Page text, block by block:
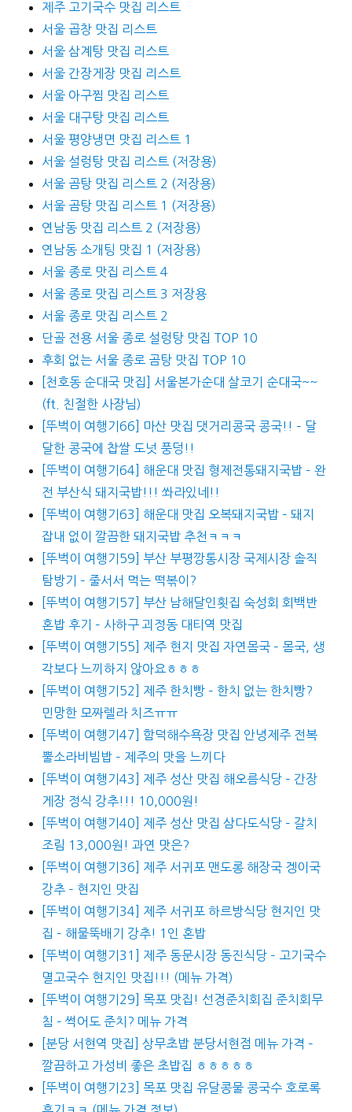
제주 고기국수 맛집 리스트
서울 곱창 맛집 리스트
서울 삼계탕 맛집 리스트
서울 간장게장 맛집 리스트
서울 아구찜 맛집 리스트
서울 대구탕 맛집 리스트
서울 평양냉면 맛집 리스트 1
서울 설렁탕 맛집 리스트 (저장용)
서울 곰탕 맛집 리스트 2 (저장용)
서울 곰탕 맛집 리스트 1 (저장용)
연남동 맛집 리스트 2 (저장용)
연남동 소개팅 맛집 1 (저장용)
서울 종로 맛집 리스트 4
서울 종로 맛집 리스트 3 저장용
서울 종로 맛집 리스트 2
단골 전용 서울 종로 설렁탕 맛집 TOP 10
후회 없는 서울 종로 곰탕 맛집 TOP 10
[천호동 순대국 맛집] 서울본가순대 살코기 순대국~~
(ft. 친절한 사장님)
[뚜벅이 여행기66] 마산 맛집 댓거리콩국 콩국!! – 달
달한 콩국에 찹쌀 도넛 풍덩!!
[뚜벅이 여행기64] 해운대 맛집 형제전통돼지국밥 – 완
전 부산식 돼지국밥!!! 쏴라있네!!
[뚜벅이 여행기63] 해운대 맛집 오복돼지국밥 – 돼지
잡내 없이 깔끔한 돼지국밥 추천ㅋㅋㅋ
[뚜벅이 여행기59] 부산 부평깡통시장 국제시장 솔직
탐방기 – 줄서서 먹는 떡볶이?
[뚜벅이 여행기57] 부산 남해달인횟집 숙성회 회백반
혼밥 후기 – 사하구 괴정동 대티역 맛집
[뚜벅이 여행기55] 제주 현지 맛집 자연몸국 – 몸국, 생
각보다 느끼하지 않아요ㅎㅎㅎ
[뚜벅이 여행기52] 제주 한치빵 – 한치 없는 한치빵?
민망한 모짜렐라 치즈ㅠㅠ
[뚜벅이 여행기47] 함덕해수욕장 맛집 안녕제주 전복
뿔소라비빔밥 – 제주의 맛을 느끼다
[뚜벅이 여행기43] 제주 성산 맛집 해오름식당 – 간장
게장 정식 강추!!! 10,000원!
[뚜벅이 여행기40] 제주 성산 맛집 삼다도식당 – 갈치
조림 13,000원! 과연 맛은?
[뚜벅이 여행기36] 제주 서귀포 맨도롱 해장국 겡이국
강추 – 현지인 맛집
[뚜벅이 여행기34] 제주 서귀포 하르방식당 현지인 맛
집 – 해물뚝배기 강추! 1인 혼밥
[뚜벅이 여행기31] 제주 동문시장 동진식당 – 고기국수
멸고국수 현지인 맛집!!! (메뉴 가격)
[뚜벅이 여행기29] 목포 맛집! 선경준치회집 준치회무
침 – 썩어도 준치? 메뉴 가격
[분당 서현역 맛집] 상무초밥 분당서현점 메뉴 가격 –
깔끔하고 가성비 좋은 초밥집 ㅎㅎㅎㅎㅎ
[뚜벅이 여행기23] 목포 맛집 유달콩물 콩국수 호로록